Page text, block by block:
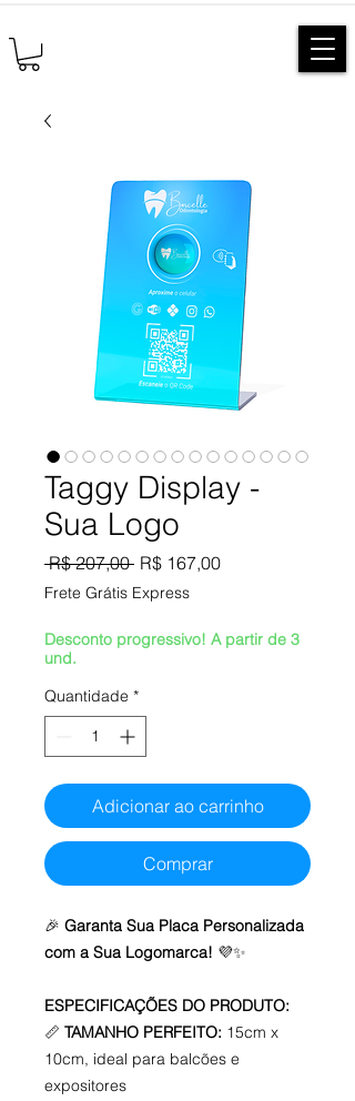
Taggy Display -
Sua Logo
R$ 207,00 Preço
normal
R$ 167,00Preço
Frete Grátis Express
Desconto progressivo! A partir de 3
und.
Quantidade *
Adicionar ao carrinho
Comprar
🎉 Garanta Sua Placa Personalizada
com a Sua Logomarca! 💜✨
ESPECIFICAÇÕES DO PRODUTO:
📏 TAMANHO PERFEITO: 15cm x
10cm, ideal para balcões e
expositores